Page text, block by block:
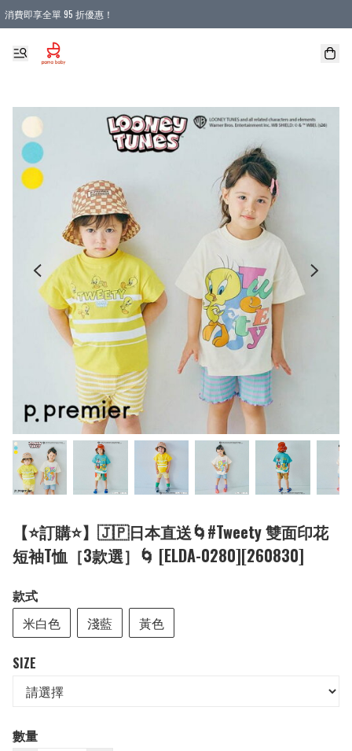
消費即享全單 95 折優惠！
購物滿 HKD 900.00即享免運費優惠！（適用於 本地送貨、本地取貨 )
【⭐訂購⭐】🇯🇵日本直送🌀#Tweety 雙面印花
短袖T恤［3款選］🌀 [ELDA-0280][260830]
款式
米白色
淺藍 黃色
SIZE
數量